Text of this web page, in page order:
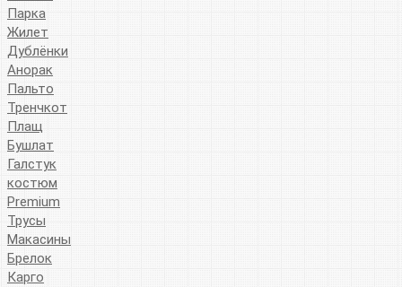
Парка
Жилет
Дублёнки
Анорак
Пальто
Тренчкот
Плащ
Бушлат
Галстук
костюм
Premium
Трусы
Макасины
Брелок
Карго